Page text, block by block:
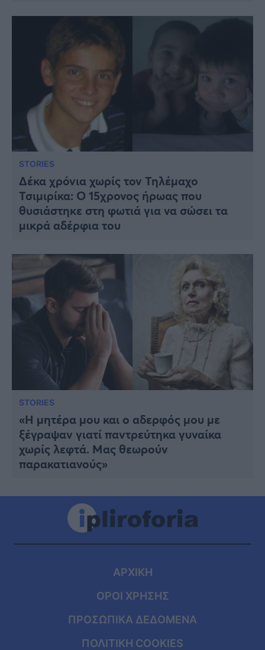
STORIES
Δέκα χρόνια χωρίς τον Τηλέμαχο
Τσιμιρίκα: Ο 15χρονος ήρωας που
θυσιάστηκε στη φωτιά για να σώσει τα
μικρά αδέρφια του
STORIES
«Η μητέρα μου και ο αδερφός μου με
ξέγραψαν γιατί παντρεύτηκα γυναίκα
χωρίς λεφτά. Μας θεωρούν
παρακατιανούς»
ΑΡΧΙΚΗ
ΟΡΟΙ ΧΡΗΣΗΣ
ΠΡΟΣΩΠΙΚΑ ΔΕΔΟΜΕΝΑ
ΠΟΛΙΤΙΚΗ COOKIES